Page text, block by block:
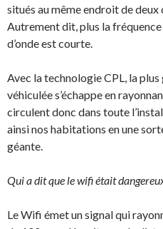
situés au même endroit de deux
Autrement dit, plus la
d’onde est courte.
Avec la technologie CPL, la
véhiculée s’échappe en
circulent donc dans toute
ainsi nos habitations en une
géante.
Qui a dit que le wifi était
Le Wifi émet un signal qui